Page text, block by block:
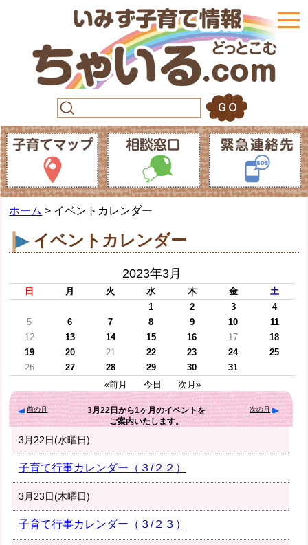
ホーム > イベントカレンダー
イベントカレンダー
2023年3月
日 月 火 水 木 金
土
1
2 3
4
5
6 7 8 9 10
11
12
13 14 15 16 17
18
19
20 21 22 23 24
25
26
27 28 29 30
31
«前月
今日 次月»
前の月 3月22日 から1ヶ月のイベントを
ご案内いたします。
次の月
3月22日(水曜日)
子育て行事カレンダー（３/２２）
3月23日(木曜日)
子育て行事カレンダー（３/２３）